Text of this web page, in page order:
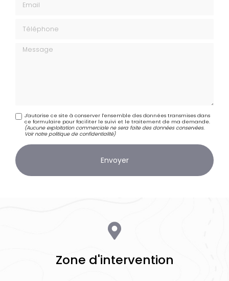
Message
J'autorise ce site à conserver l'ensemble des données transmises dans
ce formulaire pour faciliter le suivi et le traitement de ma demande.
(Aucune exploitation commerciale ne sera faite des données conservées.
Voir notrepolitique de confidentialité)
Zone d'intervention